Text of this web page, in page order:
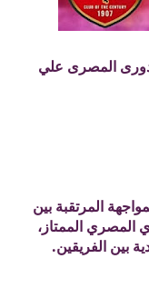
المصرى علي
المرتقبة بين
الممتاز،
بين الفريقين.